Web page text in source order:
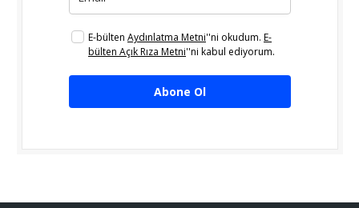
E-bülten Aydınlatma Metni''ni okudum. E-
bülten Açık Rıza Metni''ni kabul ediyorum.
Abone Ol